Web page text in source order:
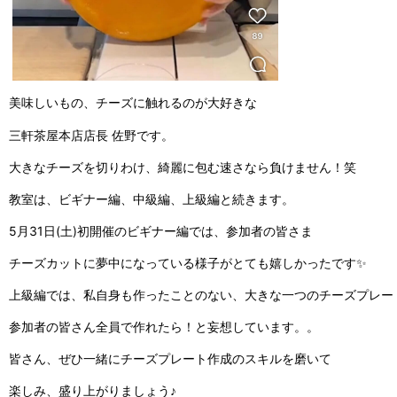
美味しいもの、チーズに触れるのが大好きな
三軒茶屋本店店長 佐野です。
大きなチーズを切りわけ、綺麗に包む速さ なら負けません！笑
教室は、ビギナー編、 中級編、上級編と続きます。
5月31日(土)初開催のビギナー編では、 参加者の皆さま
チーズカットに夢中になっている様子がとても嬉しかったです✨
上級編では、私自身も作ったことのない、大きな一つのチーズプレー
参加者の皆さん全員で作れたら！と妄想しています。。
皆さん、ぜひ一緒にチーズプレート作成のスキルを磨いて
楽しみ、盛り上がりましょう♪